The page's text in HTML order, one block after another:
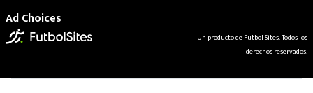
Ad Choices
Un producto de Futbol Sites. Todos los
derechos reservados.